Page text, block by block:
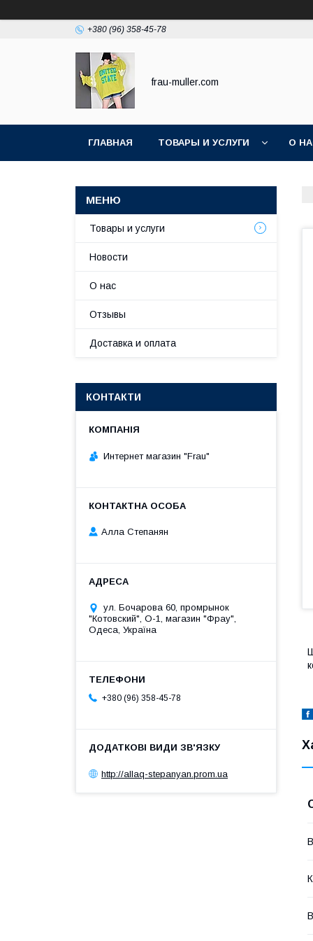
+380 (96) 358-45-78
frau-muller.com
ГЛАВНАЯ ТОВАРЫ И УСЛУГИ О
Товары и услуги
Новости
О нас
Отзывы
Доставка и оплата
КОНТАКТИ
Интернет магазин "Frau"
Алла Степанян
ул. Бочарова 60, промрынок
"Котовский", О-1, магазин "Фрау",
Одеса, Україна
+380 (96) 358-45-78
http://allaq-stepanyan.prom.ua